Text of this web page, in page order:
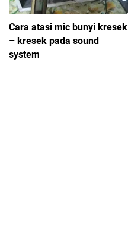
Cara atasi mic bunyi kresek
– kresek pada sound
system